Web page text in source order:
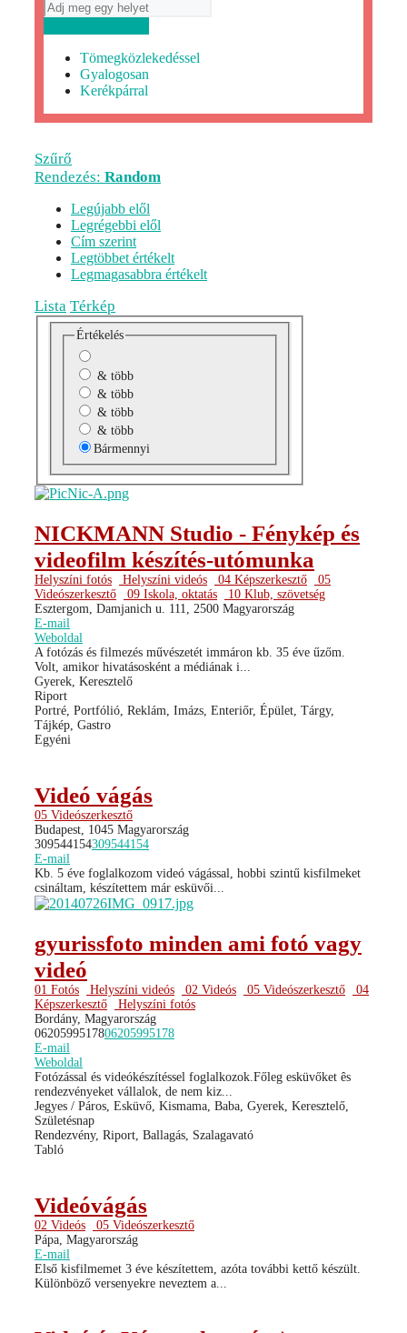
Tömegközlekedéssel
Gyalogosan
Kerékpárral
Szűrő
Rendezés: Random
Legújabb elől
Legrégebbi elől
Cím szerint
Legtöbbet értékelt
Legmagasabbra értékelt
Lista Térkép
Értékelés
& több
& több
& több
& több
Bármennyi
NICKMANN Studio - Fénykép és
videofilm készítés-utómunka
Helyszíni fotós Helyszíni videós 04 Képszerkesztő
05
Videószerkesztő
09 Iskola, oktatás
10 Klub, szövetség
Esztergom, Damjanich u. 111, 2500 Magyarország
E-mail
Weboldal
A fotózás és filmezés művészetét immáron kb. 35 éve űzőm.
Volt, amikor hivatásosként a médiának i...
Gyerek, Keresztelő
Riport
Portré, Portfólió, Reklám, Imázs, Enteriőr, Épület, Tárgy,
Tájkép, Gastro
Egyéni
Videó vágás
05 Videószerkesztő
Budapest, 1045 Magyarország
309544154309544154
E-mail
Kb. 5 éve foglalkozom videó vágással, hobbi szintű kisfilmeket
csináltam, készítettem már esküvői...
gyurissfoto minden ami fotó vagy
videó
01 Fotós Helyszíni videós 02 Videós 05 Videószerkesztő
04
Képszerkesztő
Helyszíni fotós
Bordány, Magyarország
0620599517806205995178
E-mail
Weboldal
Fotózással és videókészítéssel foglalkozok.Főleg esküvőket ês
rendezvényeket vállalok, de nem kiz...
Jegyes / Páros, Esküvő, Kismama, Baba, Gyerek, Keresztelő,
Születésnap
Rendezvény, Riport, Ballagás, Szalagavató
Tabló
Videóvágás
02 Videós
05 Videószerkesztő
Pápa, Magyarország
E-mail
Első kisfilmemet 3 éve készítettem, azóta további kettő készült.
Különböző versenyekre neveztem a...